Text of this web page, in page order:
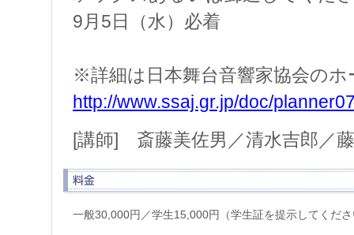
9月5日（水）必着
※詳細は日本舞台音響家協会の
http://www.ssaj.gr.jp/doc/
[講師] 斎藤美佐男／清水吉郎／
一般30,000円／学生15,000円（学生証を提示してくだ